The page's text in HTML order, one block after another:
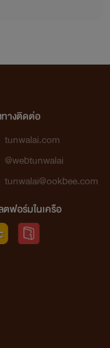
า)
-พระพาย)
รียา
า
า-คลินต์)
างติดต่อ
tunwalai.com
@webtunwalai
tunwalai@ookbee.com
ฟอร์มในเครือ